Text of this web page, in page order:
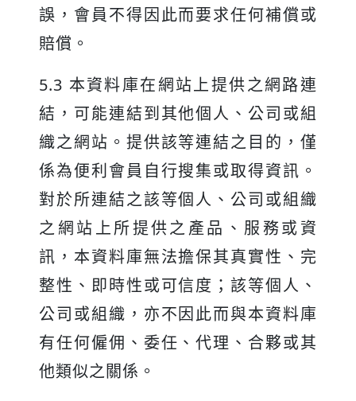
誤，會員不得因此而要求任何補償或
賠償。
5.3 本資料庫在網站上提供之網路連
結，可能連結到其他個人、公司或組
織之網站。提供該等連結之目的，僅
係為便利會員自行搜集或取得資訊。
對於所連結之該等個人、公司或組織
之網站上所提供之產品、服務或資
訊，本資料庫無法擔保其真實性、完
整性、即時性或可信度；該等個人、
公司或組織，亦不因此而與本資料庫
有任何僱佣、委任、代理、合夥或其
他類似之關係。